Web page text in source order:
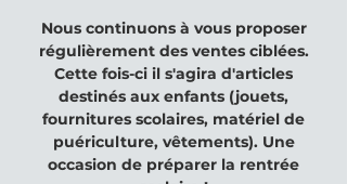
Nous continuons à vous proposer
régulièrement des ventes ciblées.
Cette fois-ci il s'agira d'articles
destinés aux enfants (jouets,
fournitures scolaires, matériel de
puériculture, vêtements). Une
occasion de préparer la rentrée